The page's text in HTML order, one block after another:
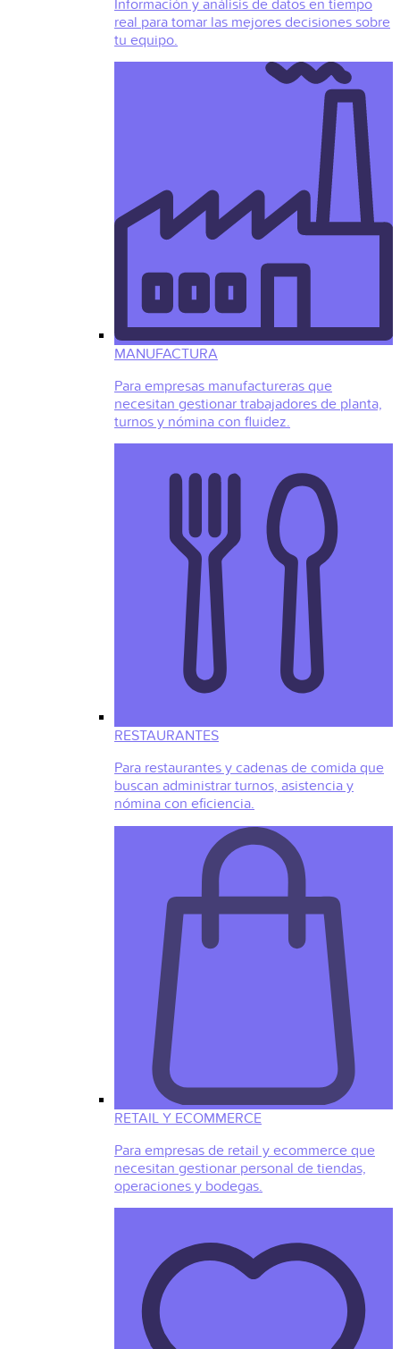
Información y análisis de datos en tiempo
real para tomar las mejores decisiones sobre
tu equipo.
MANUFACTURA
Para empresas manufactureras que
necesitan gestionar trabajadores de planta,
turnos y nómina con fluidez.
RESTAURANTES
Para restaurantes y cadenas de comida que
buscan administrar turnos, asistencia y
nómina con eficiencia.
RETAIL Y ECOMMERCE
Para empresas de retail y ecommerce que
necesitan gestionar personal de tiendas,
operaciones y bodegas.